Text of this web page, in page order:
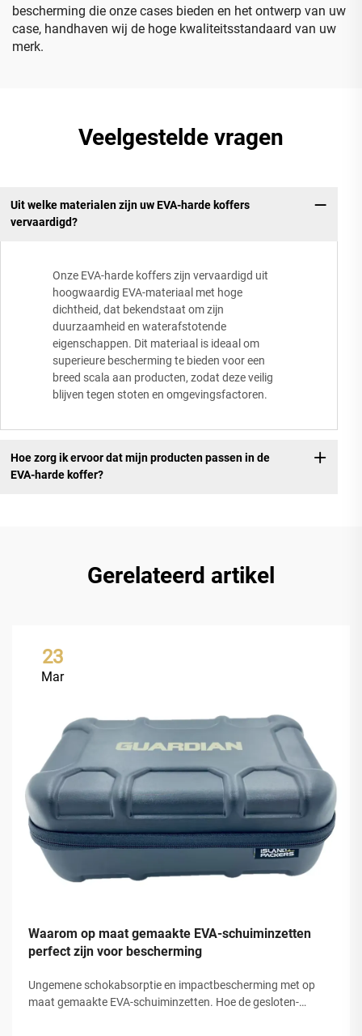
bescherming die onze cases bieden en het ontwerp van uw
case, handhaven wij de hoge kwaliteitsstandaard van uw
merk.
Veelgestelde vragen
Uit welke materialen zijn uw EVA-harde koffers
vervaardigd?
Onze EVA-harde koffers zijn vervaardigd uit
hoogwaardig EVA-materiaal met hoge
dichtheid, dat bekendstaat om zijn
duurzaamheid en waterafstotende
eigenschappen. Dit materiaal is ideaal om
superieure bescherming te bieden voor een
breed scala aan producten, zodat deze veilig
blijven tegen stoten en omgevingsfactoren.
Hoe zorg ik ervoor dat mijn producten passen in de
EVA-harde koffer?
Gerelateerd artikel
23
Mar
Waarom op maat gemaakte EVA-schuiminzetten
perfect zijn voor bescherming
Ungemene schokabsorptie en impactbescherming met op
maat gemaakte EVA-schuiminzetten. Hoe de gesloten-